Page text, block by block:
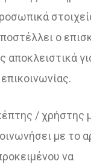
ο
αποκλειστικά
/ χρήστης
με το
να